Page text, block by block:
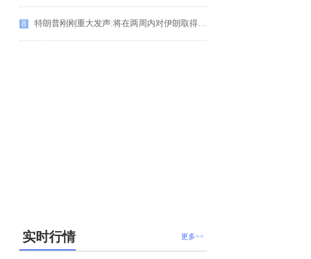
8 特朗普刚刚重大发声:将在两周内对伊朗取得“全面胜利”！叫停以色列的“猛攻”
更多>>
实时行情